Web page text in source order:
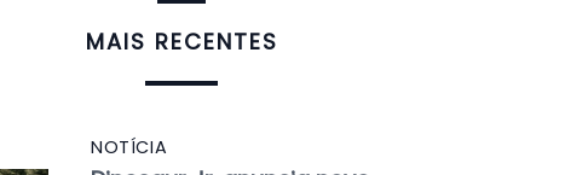
MAIS RECENTES
NOTÍCIA